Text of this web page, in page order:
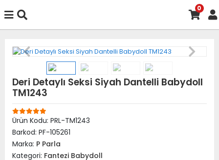
0
Deri Detaylı Seksi Siyah Dantelli Babydoll
TM1243
Ürün Kodu: PRL-TM1243
Barkod: PF-105261
Marka: P Parla
Kategori: Fantezi Babydoll